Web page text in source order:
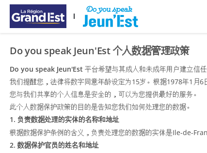
ප්‍රධාන අන්තර්ගතයට යන්න
Do you speak Jeun'Est 个人数据管理政策
Do you speak Jeun'Est 平台希望与其成人和未成年用户建立信任
我们提醒您，法律将数字同意年龄设定为15岁。根据1978年1月
您与我们共享的个人信息是安全的，可以为您提供最好的服务。
此个人数据保护政策的目的是告知您我们如何处理您的数据。
1. 负责数据处理的实体的名称和地址
根据数据保护条例的含义，负责处理您的数据的实体是Ile-de-
2. 数据保护官员的姓名和地址